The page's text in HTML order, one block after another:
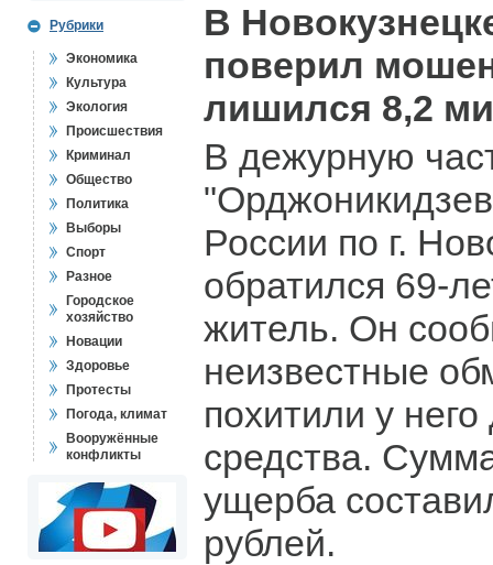
Рубрики
Экономика
Культура
Экология
Происшествия
Криминал
Общество
Политика
Выборы
Спорт
Разное
Городское
хозяйство
Новации
Здоровье
Протесты
Погода, климат
Вооружённые
конфликты
В
поверил
лишился 8,2
В дежурную
России по г.
обратился 69-
житель. Он
неизвестные
похитили у
средства.
ущерба
рублей.